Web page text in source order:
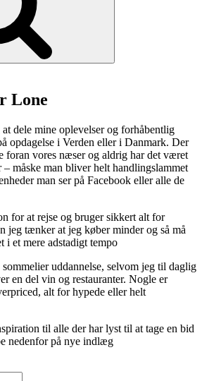
Lone
dele mine oplevelser og forhåbentlig
opdagelse i Verden eller i Danmark. Der
foran vores næser og aldrig har det været
måske man bliver helt handlingslammet
man ser på Facebook eller alle de
for at rejse og bruger sikkert alt for
jeg tænker at jeg køber minder og så må
i et mere adstadigt tempo
uddannelse, selvom jeg til daglig
en del vin og restauranter. Nogle er
alt for hypede eller helt
til alle der har lyst til at tage en bid
nedenfor på nye indlæg